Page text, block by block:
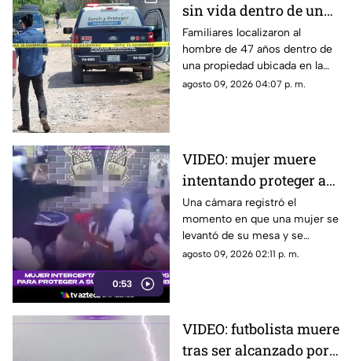
sin vida dentro de una
granja en Sacramento;
ya investigan
Familiares localizaron al
hombre de 47 años dentro de
una propiedad ubicada en la
colonia Sacramento, al norte
agosto 09, 2026 04:07 p. m.
0:53
VIDEO: mujer muere
intentando proteger a
su pareja durante
ataque armado en un
bar
Una cámara registró el
momento en que una mujer se
levantó de su mesa y se
interpuso frente a su pareja
agosto 09, 2026 02:11 p. m.
VIDEO: futbolista muere
tras ser alcanzado por